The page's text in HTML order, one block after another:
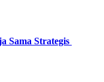
Sama Strategis